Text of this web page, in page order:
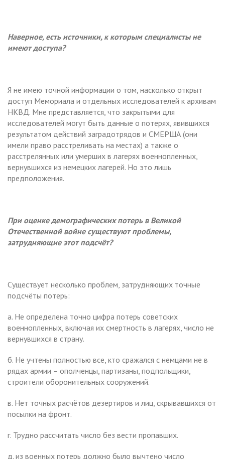
Наверное, есть источники, к которым специалисты не
имеют доступа?
Я не имею точной информации о том, насколько открыт
доступ Мемориала и отдельных исследователей к архивам
НКВД. Мне представляется, что закрытыми для
исследователей могут быть данные о потерях, явившихся
результатом действий заградотрядов и СМЕРША (они
имели право расстреливать на местах) а также о
расстрелянных или умерших в лагерях военнопленных,
вернувшихся из немецких лагерей. Но это лишь
предположения.
При оценке демографических потерь в Великой
Отечественной войне существуют проблемы,
затрудняющие этот подсчёт?
Существует несколько проблем, затрудняющих точные
подсчёты потерь:
а. Не определена точно цифра потерь советских
военнопленных, включая их смертность в лагерях, число не
вернувшихся в страну.
б. Не учтены полностью все, кто сражался с немцами не в
рядах армии – ополченцы, партизаны, подпольщики,
строители оборонительных сооружений.
в. Нет точных расчётов дезертиров и лиц, скрывавшихся от
посылки на фронт.
г. Трудно рассчитать число без вести пропавших.
д. из военных потерь должно было вычтено число